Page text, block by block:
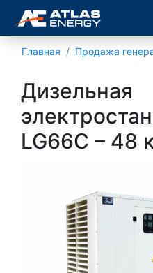
Главная Продажа
Дизельная
LG66C – 48